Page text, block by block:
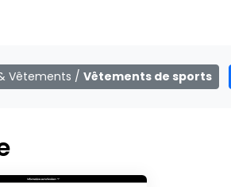
Vêtements / Vêtements de sports